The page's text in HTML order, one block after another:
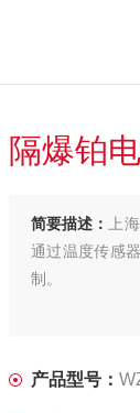
隔爆铂
简要描述：
上
通过温度传感
制。
产品型号：